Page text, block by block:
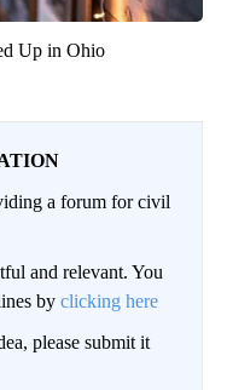
Up in Ohio
a forum for civil
and relevant. You
by clicking here
please submit it